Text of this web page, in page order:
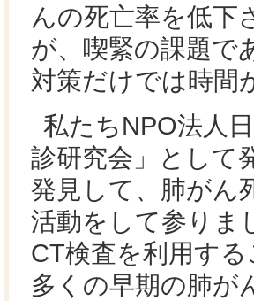
んの死亡率を低下
が、喫緊の課題で
対策だけでは時間
私たちNPO法人
診研究会」として
発見して、肺がん
活動をして参りま
CT検査を利用す
多くの早期の肺が